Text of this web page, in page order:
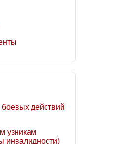
действий
узникам
инвалидности)